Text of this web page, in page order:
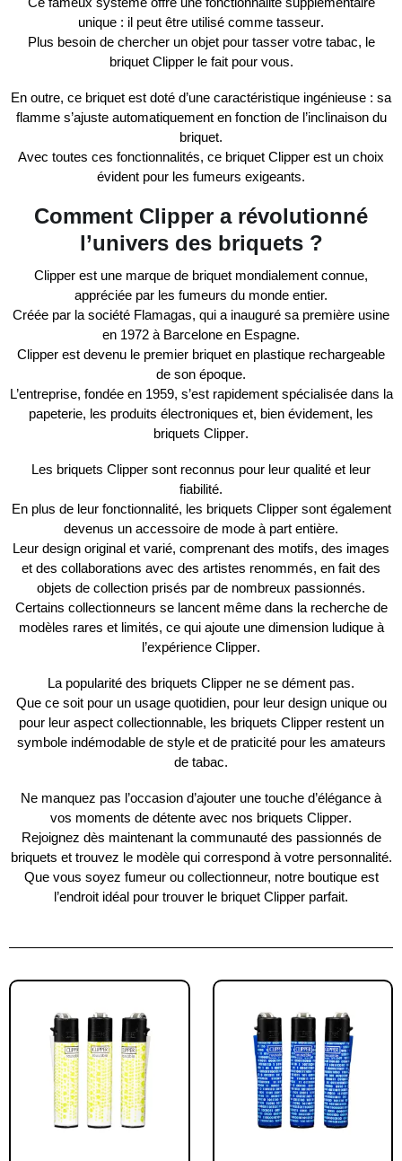
unique : il peut être utilisé comme tasseur.
Plus besoin de chercher un objet pour tasser votre tabac, le
briquet Clipperle fait pour vous.
En outre, ce briquet est doté d’une caractéristique ingénieuse : sa
flamme s’ajuste automatiquement en fonction de l’inclinaison du
briquet.
Avec toutes ces fonctionnalités, ce briquet Clipper est un choix
évident pour les fumeurs exigeants.
Comment Clipper a révolutionné
l’univers des briquets ?
Clipper est une marque de briquet mondialement connue,
appréciée par les fumeurs du monde entier.
Créée par la société Flamagas, qui a inauguré sa première usine
en 1972 à Barcelone en Espagne.
Clipper est devenu le premier briquet en plastique rechargeable
de son époque.
L’entreprise, fondée en 1959, s’est rapidement spécialisée dans la
papeterie, les produits électroniques et, bien évidement, les
briquets Clipper.
Les briquets Clipper sont reconnus pour leur qualité et leur
fiabilité.
En plus de leur fonctionnalité, les briquets Clippersont également
devenus un accessoire de mode à part entière.
Leur design original et varié, comprenant des motifs, des images
et des collaborations avec des artistes renommés, en fait des
objets de collection prisés par de nombreux passionnés.
Certains collectionneurs se lancent même dans la recherche de
modèles rares et limités, ce qui ajoute une dimension ludique à
l’expérience Clipper.
La popularité des briquets Clipper ne se dément pas.
Que ce soit pour un usage quotidien, pour leur design unique ou
pour leur aspect collectionnable, les briquets Clipperrestent un
symbole indémodablede style et de praticité pour les amateurs
de tabac.
Ne manquez pas l’occasion d’ajouter une touche d’élégance à
vos moments de détente avec nos briquets Clipper.
Rejoignez dès maintenant la communauté des passionnés de
briquets et trouvez le modèle qui correspond à votre personnalité.
Que vous soyez fumeur ou collectionneur, notre boutique est
l’endroit idéal pour trouver le briquet Clipper parfait.